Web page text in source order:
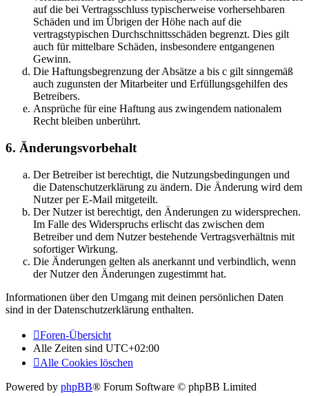
auf die bei Vertragsschluss typischerweise vorhersehbaren
Schäden und im Übrigen der Höhe nach auf die
vertragstypischen Durchschnittsschäden begrenzt. Dies gilt
auch für mittelbare Schäden, insbesondere entgangenen
Gewinn.
Die Haftungsbegrenzung der Absätze a bis c gilt sinngemäß
auch zugunsten der Mitarbeiter und Erfüllungsgehilfen des
Betreibers.
Ansprüche für eine Haftung aus zwingendem nationalem
Recht bleiben unberührt.
6. Änderungsvorbehalt
Der Betreiber ist berechtigt, die Nutzungsbedingungen und
die Datenschutzerklärung zu ändern. Die Änderung wird dem
Nutzer per E-Mail mitgeteilt.
Der Nutzer ist berechtigt, den Änderungen zu widersprechen.
Im Falle des Widerspruchs erlischt das zwischen dem
Betreiber und dem Nutzer bestehende Vertragsverhältnis mit
sofortiger Wirkung.
Die Änderungen gelten als anerkannt und verbindlich, wenn
der Nutzer den Änderungen zugestimmt hat.
Informationen über den Umgang mit deinen persönlichen Daten
sind in der Datenschutzerklärung enthalten.
Foren-Übersicht
Alle Zeiten sind UTC+02:00
Alle Cookies löschen
Powered by phpBB® Forum Software © phpBB Limited